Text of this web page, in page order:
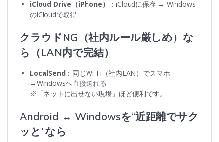
iCloud Drive（iPhone）
：iCloudに保存 → Windows
のiCloudで取得
クラウドNG（社内ルール厳しめ）な
ら（LAN内で完結）
LocalSend ：同じWi-Fi（社内LAN）でスマホ
→Windowsへ直接送れる
※「ネットに出せない現場」ほど便利です。
Android ↔ Windowsを“近距離でサク
ッと”なら